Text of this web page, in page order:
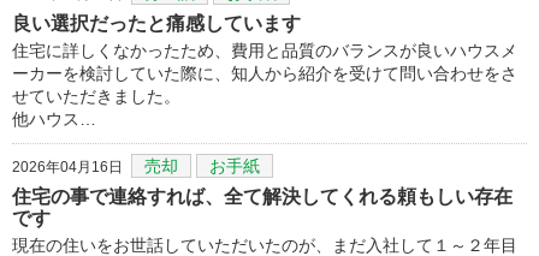
良い選択だったと痛感しています
住宅に詳しくなかったため、費用と品質のバランスが良いハウスメ
ーカーを検討していた際に、知人から紹介を受けて問い合わせをさ
せていただきました。
他ハウス…
2026年04月16日 売却 お手紙
住宅の事で連絡すれば、全て解決してくれる頼もしい存在
です
現在の住いをお世話していただいたのが、まだ入社して１～２年目